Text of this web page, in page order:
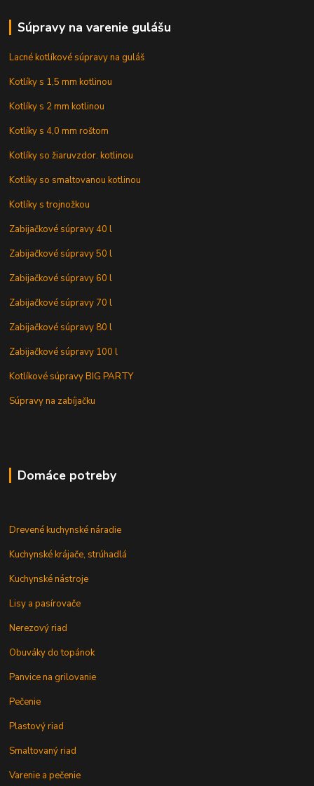
Súpravy na varenie gulášu
Lacné kotlíkové súpravy na guláš
Kotlíky s 1,5 mm kotlinou
Kotlíky s 2 mm kotlinou
Kotlíky s 4,0 mm roštom
Kotlíky so žiaruvzdor. kotlinou
Kotlíky so smaltovanou kotlinou
Kotlíky s trojnožkou
Zabijačkové súpravy 40 l
Zabijačkové súpravy 50 l
Zabijačkové súpravy 60 l
Zabijačkové súpravy 70 l
Zabijačkové súpravy 80 l
Zabijačkové súpravy 100 l
Kotlíkové súpravy BIG PARTY
Súpravy na zabíjačku
Domáce potreby
Drevené kuchynské náradie
Kuchynské krájače, strúhadlá
Kuchynské nástroje
Lisy a pasírovače
Nerezový riad
Obuváky do topánok
Panvice na grilovanie
Pečenie
Plastový riad
Smaltovaný riad
Varenie a pečenie